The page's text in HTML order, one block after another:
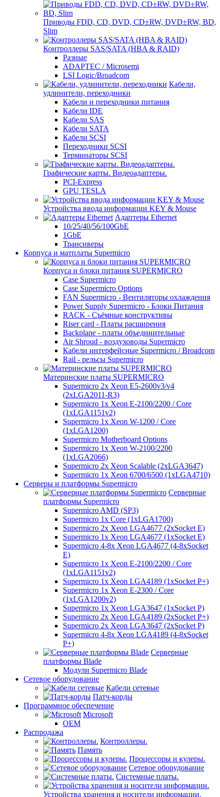
Приводы FDD, CD, DVD, CD±RW, DVD±RW, BD,
Slim
Контроллеры SAS/SATA (HBA & RAID)
Разные
ADAPTEC / Microsemi
LSI Logic/Broadcom
Кабели,
удлинители, переходники
Кабели и переходники питания
Кабели IDE
Кабели SAS
Кабели SATA
Кабели SCSI
Переходники SCSI
Терминаторы SCSI
Графические карты. Видеоадаптеры.
PCI-Express
GPU TESLA
Устройства ввода информации KEY & Mouse
Адаптеры Ethernet
10/25/40/56/100GbE
1GbE
Трансиверы
Корпуса и матплаты Supermicro
Корпуса и блоки питания SUPERMICRO
Case Supermicro
Case Supermicro Options
FAN Supermicro - Вентиляторы охлаждения
Power Supply Supermicro - Блоки Питания
RACK - Съёмные конструктивы
Riser card - Платы расширения
Backplane - платы объединительные
Air Shroud - воздуховоды Supermicro
Кабели интерфейсные Supermicro / Broadcom
Rail - рельсы Supermicro
Материнские платы SUPERMICRO
Supermicro 2x Xeon E5-2600v3/v4
(2xLGA2011-R3)
Supermicro 1x Xeon E-2100/2200 / Core
(1xLGA1151v2)
Supermicro 1x Xeon W-1200 / Core
(1xLGA1200)
Supermicro Motherboard Options
Supermicro 1x Xeon W-2100/2200
(1xLGA2066)
Supermicro 2x Xeon Scalable (2xLGA3647)
Supermicro 1x Xeon 6700/6500 (1xLGA4710)
Серверы и платформы Supermicro
Серверные
платформы Supermicro
Supermicro AMD (SP3)
Supermicro 1x Core (1xLGA1700)
Supermicro 2x Xeon LGA4677 (2xSocket E)
Supermicro 1x Xeon LGA4677 (1xSocket E)
Supermicro 4-8x Xeon LGA4677 (4-8xSocket
E)
Supermicro 1x Xeon E-2100/2200 / Core
(1xLGA1151v2)
Supermicro 1x Xeon LGA4189 (1xSocket P+)
Supermicro 1x Xeon E-2300 / Core
(1xLGA1200v2)
Supermicro 1x Xeon LGA3647 (1xSocket P)
Supermicro 2x Xeon LGA4189 (2xSocket P+)
Supermicro 2x Xeon LGA3647 (2xSocket P)
Supermicro 4-8x Xeon LGA4189 (4-8xSocket
P+)
Серверные
платформы Blade
Модули Supermicro Blade
Сетевое оборудование
Кабели сетевые
Патч-корды
Программное обеспечение
Microsoft
OEM
Распродажа
Контроллеры.
Память
Процессоры и кулеры.
Сетевое оборудование
Системные платы.
Устройства хранения и носители информации.